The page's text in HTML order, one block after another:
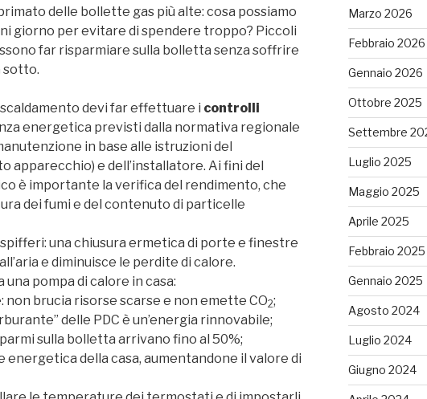
delle bollette gas più alte: cosa possiamo
giorno per evitare di spendere troppo? Piccoli
far risparmiare sulla bolletta senza soffrire
sotto.
devi far effettuare i controlli
energetica previsti dalla normativa regionale
in base alle istruzioni del
apparecchio) e dell’installatore. Ai fini del
è importante la verifica del rendimento, che
dei fumi e del contenuto di particelle
una chiusura ermetica di porte e finestre
e diminuisce le perdite di calore.
una pompa di calore in casa:
non brucia risorse scarse e non emette CO2;
delle PDC è un’energia rinnovabile;
sulla bolletta arrivano fino al 50%;
energetica della casa, aumentandone il valore di
Marzo 2026
Febbraio 2026
Gennaio 2026
Ottobre 2025
Settembre
Luglio 2025
Maggio 2025
Aprile 2025
Febbraio 2025
Gennaio 2025
Agosto 2024
Luglio 2024
Giugno 2024